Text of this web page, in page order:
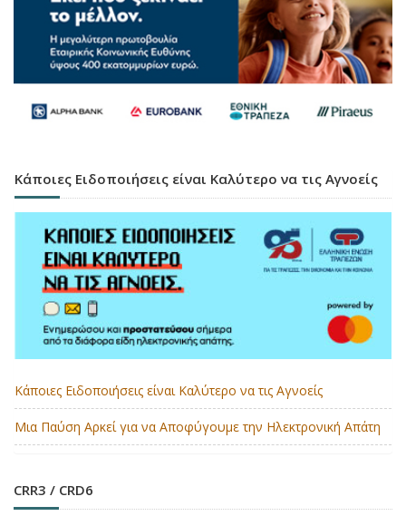
Κάποιες Ειδοποιήσεις είναι Καλύτερο να τις Αγνοείς
Κάποιες Ειδοποιήσεις είναι Καλύτερο να τις Αγνοείς
Μια Παύση Αρκεί για να Αποφύγουμε την Ηλεκτρονική Απάτη
CRR3 / CRD6